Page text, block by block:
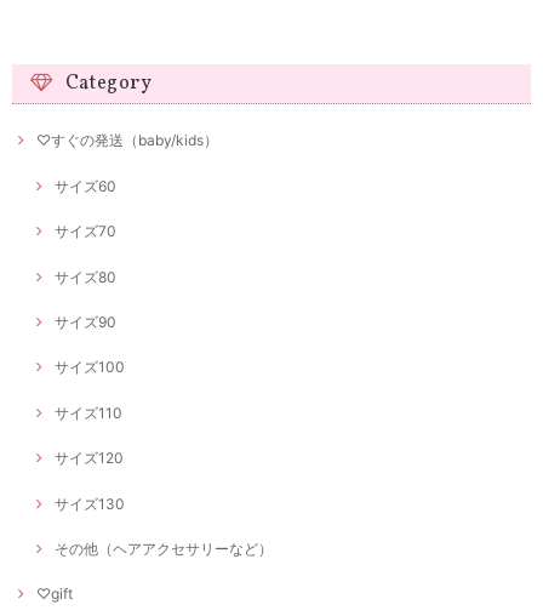
Category
♡すぐの発送（baby/kids）
サイズ60
サイズ70
サイズ80
サイズ90
サイズ100
サイズ110
サイズ120
サイズ130
その他（ヘアアクセサリーなど）
♡gift